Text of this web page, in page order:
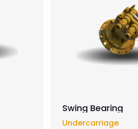
Swing Bearing
Undercarriage